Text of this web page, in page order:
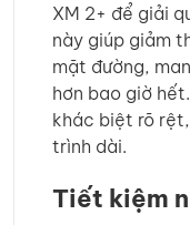
XM 2+ để giải
này giúp giảm
mặt đường,
hơn bao giờ
khác biệt rõ
trình dài.
Tiết kiệm